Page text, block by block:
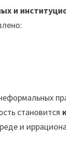
и
становится
и